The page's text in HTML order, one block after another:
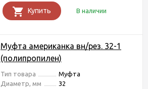
Купить В наличии
Муфта американка вн/рез. 32-1
(полипропилен)
Тип товара
Муфта
Диаметр, мм
32